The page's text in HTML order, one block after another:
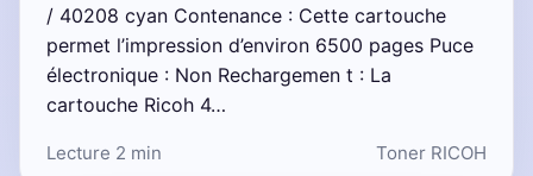
/ 40208 cyan Contenance : Cette cartouche
permet l’impression d’environ 6500 pages Puce
électronique : Non Rechargemen t : La
cartouche Ricoh 4…
Lecture 2 min Toner RICOH